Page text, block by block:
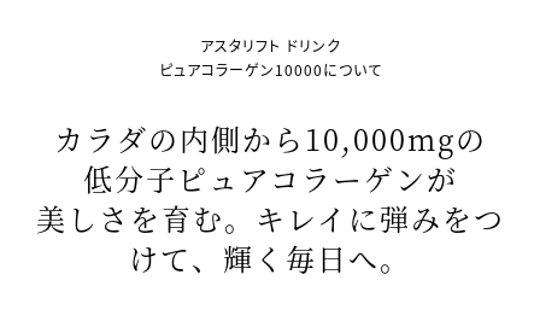
アスタリフト ドリンク
ピュアコラーゲン10000について
カラダの内側から10,000mgの
低分子ピュアコラーゲンが
美しさを育む。 キレイに弾みをつ
けて、輝く毎日へ。